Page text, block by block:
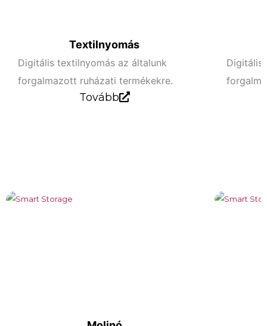
Textilnyomás
Digitális textilnyomás az általunk
forgalmazott ruházati termékekre.
Tovább
Digitális